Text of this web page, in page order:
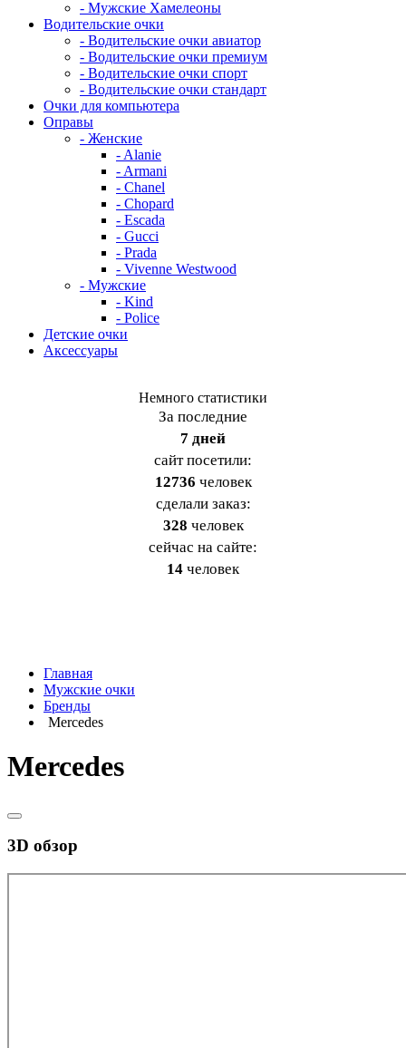
- Мужские Хамелеоны
Водительские очки
- Водительские очки авиатор
- Водительские очки премиум
- Водительские очки спорт
- Водительские очки стандарт
Очки для компьютера
Оправы
- Женские
- Alanie
- Armani
- Chanel
- Chopard
- Escada
- Gucci
- Prada
- Vivenne Westwood
- Мужские
- Kind
- Police
Детские очки
Аксессуары
Немного статистики
За последние
7 дней
cайт посетили:
12736 человек
сделали заказ:
328 человек
сейчас на сайте:
14 человек
Главная
Мужские очки
Бренды
Mercedes
Mercedes
3D обзор